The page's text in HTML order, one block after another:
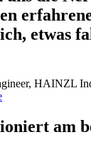
etwas
HAINZL
am